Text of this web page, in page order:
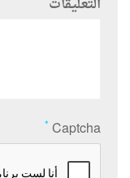
Captcha
*